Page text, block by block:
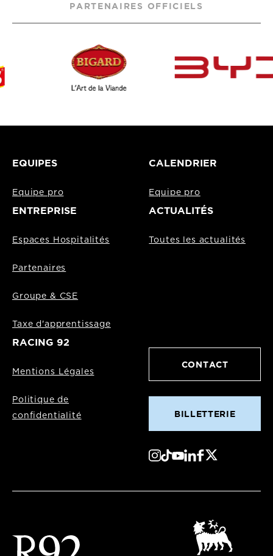
PARTENAIRES OFFICIELS
EQUIPES
Equipe pro
CALENDRIER
Equipe pro
ENTREPRISE
Espaces Hospitalités
Partenaires
Groupe & CSE
Taxe d'apprentissage
ACTUALITÉS
Toutes les actualités
RACING 92
Mentions Légales
Politique de
confidentialité
CONTACT
BILLETTERIE